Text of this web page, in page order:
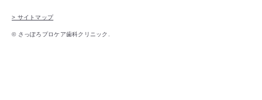
> サイトマップ
© さっぽろプロケア歯科クリニック.